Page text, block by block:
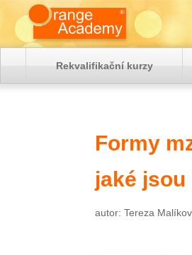
Rekvalifikační kurzy
Formy
jaké
autor:Tereza